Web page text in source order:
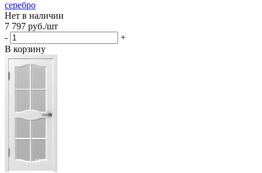
серебро
Нет в наличии
7 797 руб./шт
-
+
В корзину